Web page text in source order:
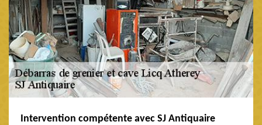
Intervention compétente avec SJ Antiquaire